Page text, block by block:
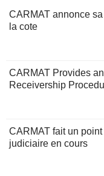
CARMAT annonce
la cote
CARMAT Provides
Receivership
CARMAT fait un
judiciaire en cours